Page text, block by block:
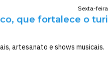
Sexta-
que fortalece o
artesanato e shows musicais.